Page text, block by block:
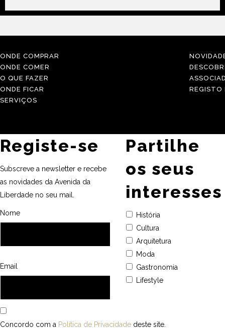
ONDE COMPRAR
ONDE COMER
O QUE FAZER
ONDE FICAR
SERVIÇOS
REGISTO
Registe-se
Subscreve a newsletter e recebe
as novidades da Avenida da
Liberdade no seu mail.
Nome
Email
Partilhe
os seus
interesses
História
Cultura
Arquitetura
Moda
Gastronomia
Lifestyle
Concordo com a Política de Privacidade deste site.